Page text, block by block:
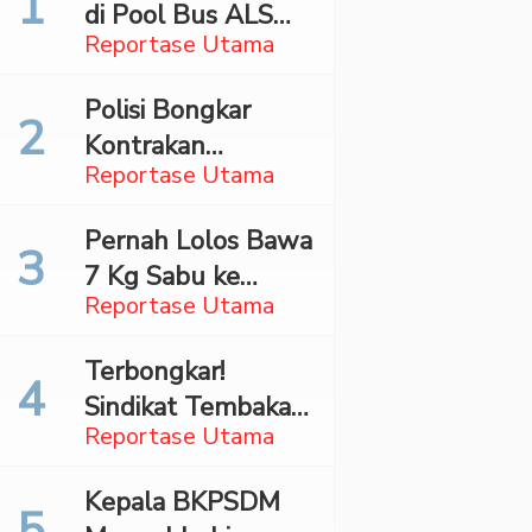
Reportase Utama
di Pool Bus ALS
Surabaya,
Madina Ditangkap
Bareskrim
Reportase Utama
Polisi Bongkar
Kontrakan
Penyimpan 27,96
Reportase Utama
Pernah Lolos Bawa
7 Kg Sabu ke
Jakarta Pilot
Dibekuk Saat Bawa
70 Ribu Pil Ekstasi
Di Bandara Soetta
Reportase Utama
Terbongkar!
Sindikat Tembakau
Sintetis Bermodus
di Jaksel
Kepala BKPSDM